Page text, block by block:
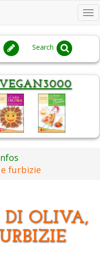
Search
e furbizie
DI OLIVA,